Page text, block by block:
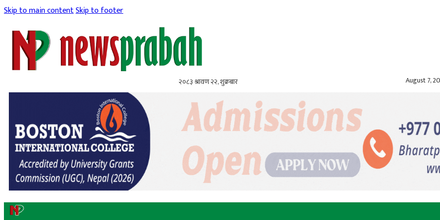
Skip to main contentSkip to footer
२०८३ श्रावण २२, शुक्रबार August 7,